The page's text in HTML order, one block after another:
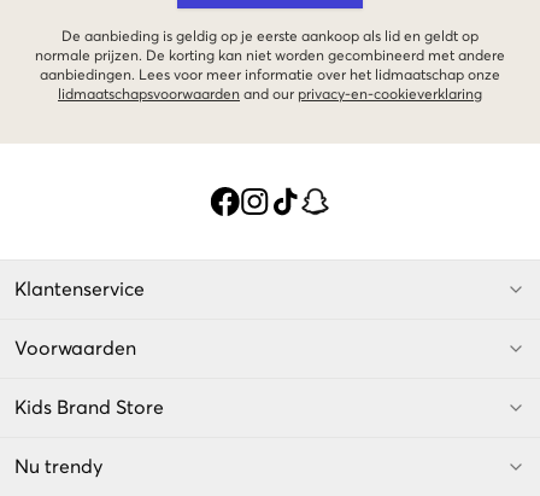
De aanbieding is geldig op je eerste aankoop als lid en geldt op
normale prijzen. De korting kan niet worden gecombineerd met andere
aanbiedingen. Lees voor meer informatie over het lidmaatschap onze
lidmaatschapsvoorwaarden and our privacy-en-cookieverklaring
Klantenservice
Voorwaarden
Kids Brand Store
Nu trendy